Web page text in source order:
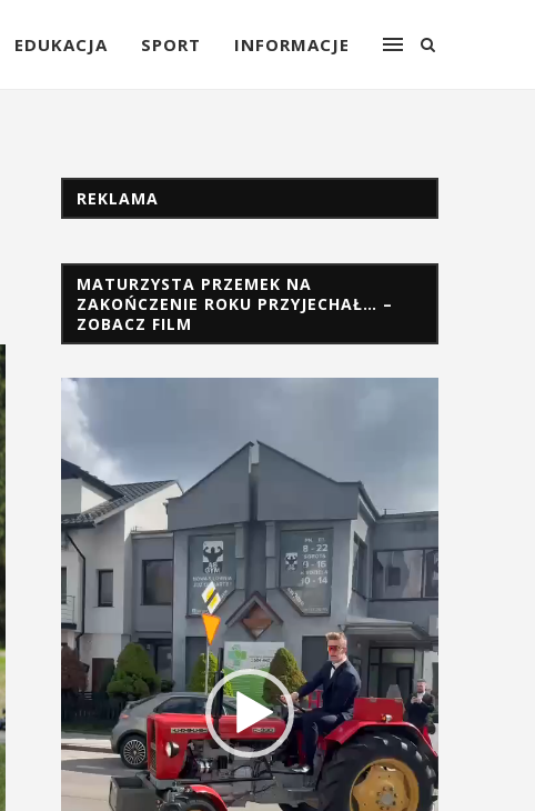
EDUKACJA SPORT INFORMACJE
REKLAMA
MATURZYSTA PRZEMEK NA
ZAKOŃCZENIE ROKU PRZYJECHAŁ… –
ZOBACZ FILM
Odtwarzacz
video